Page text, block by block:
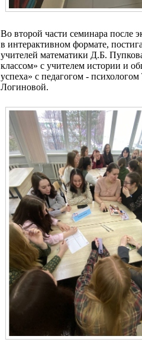
Во второй части семинара после
в интерактивном формате,
учителей математики Д.Б.
классом» с учителем истории и
успеха» с педагогом -
Логиновой.